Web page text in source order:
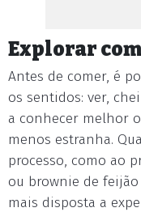
Explorar
Antes de comer, é
os sentidos: ver,
a conhecer melhor
menos estranha.
processo, como ao
ou brownie de
mais disposta a